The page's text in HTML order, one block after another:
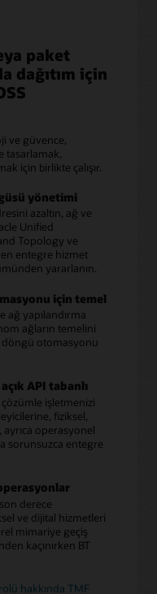
paket
dağıtım için
ve güvence,
tasarlamak,
için birlikte çalışır.
yönetimi
azaltın, ağ ve
Unified
Topology ve
entegre hizmet
yararlanın.
için temel
ağ yapılandırma
ağların temelini
döngü otomasyonu
API tabanlı
çözümle işletmenizi
fiziksel,
operasyonel
sorunsuzca entegre
derece
ve dijital hizmetleri
mimariye geçiş
kaçınırken BT
hakkında TMF